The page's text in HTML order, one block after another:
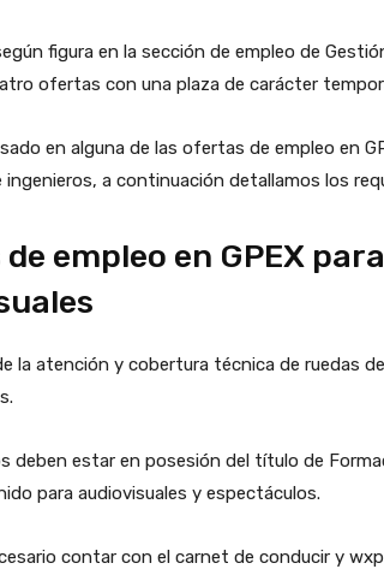
figura en la sección de empleo de
ofertas con una plaza de carácter
en alguna de las ofertas de empleo en
a continuación detallamos los
empleo en GPEX
la atención y cobertura técnica de ruedas
deben estar en posesión del título de
para audiovisuales y espectáculos.
contar con el carnet de conducir y